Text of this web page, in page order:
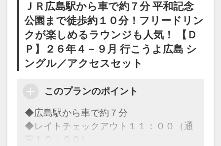
●ご宿泊者様専用ラウンジ(15時～24時)
3階ゲストラウンジでは挽きたての豆を
使用したコーヒーや紅茶を無料でご用
意！
チェックイン後やお休み前のホッとひと
いきにぜひご利用ください。
テイクアウト用カップもご用意いたして
おります♪
●こだわりの寝具
ＪＲ広島駅から車で約７分 平和記念
公園まで徒歩約１０分！フリードリン
クが楽しめるラウンジも人気！ 【Ｄ
Ｐ】２６年４－９月 行こうよ広島 シ
ングル／アクセスセット
このプランのポイント
◆広島駅から車で約７分
◆レイトチェックアウト１１：００（通
常１０：００）